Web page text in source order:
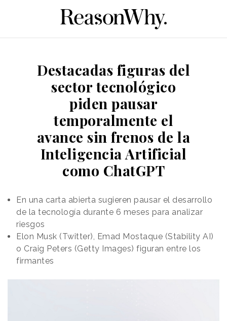
Destacadas figuras del
sector tecnológico
piden pausar
temporalmente el
avance sin frenos de la
Inteligencia Artificial
como ChatGPT
En una carta abierta sugieren pausar el desarrollo
de la tecnología durante 6 meses para analizar
riesgos
Elon Musk (Twitter), Emad Mostaque (Stability AI)
o Craig Peters (Getty Images) figuran entre los
firmantes